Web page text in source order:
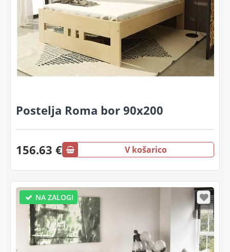
Postelja Roma bor 90x200
156.63 € V košarico
NA ZALOGI